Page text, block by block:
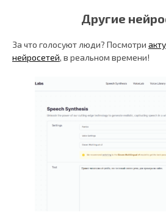
Другие
За что голосуют люди? Посмотри
нейросетей, в реальном времени!